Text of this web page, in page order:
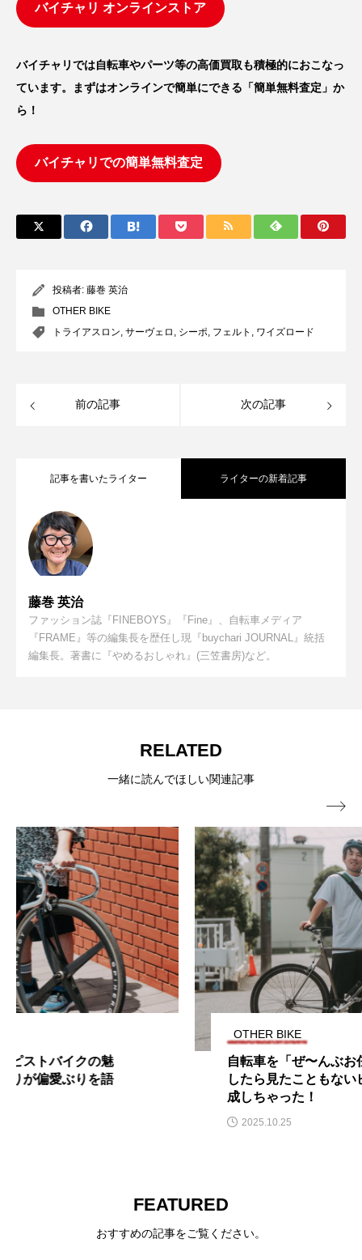
バイチャリ オンラインストア
バイチャリでは自転車やパーツ等の高価買取も積極的におこなっ
ています。まずはオンラインで簡単にできる「簡単無料査定」か
ら！
バイチャリでの簡単無料査定
投稿者: 藤巻 英治
OTHER BIKE
トライアスロン, サーヴェロ , シーポ, フェルト , ワイズロード
前の記事 次の記事
記事を書いたライター ライターの新着記事
藤巻 英治
ファッション誌『FINEBOYS』『Fine』、自転車メディア
『FRAME』等の編集長を歴任し現『buychari JOURNAL』統括
編集長。著書に『やめるおしゃれ』(三笠書房)など。
2025.09.17
2025.04.25
トライアスロン好き寄っといで！ワイズ
ロード新橋店がリニューアルOPEN
RELATED
一緒に読んでほしい関連記事
自転車を「ぜ〜んぶお任せ」でオーダー
したら見たこともないピストバイクが完

FEATURED
おすすめの記事をご覧ください。